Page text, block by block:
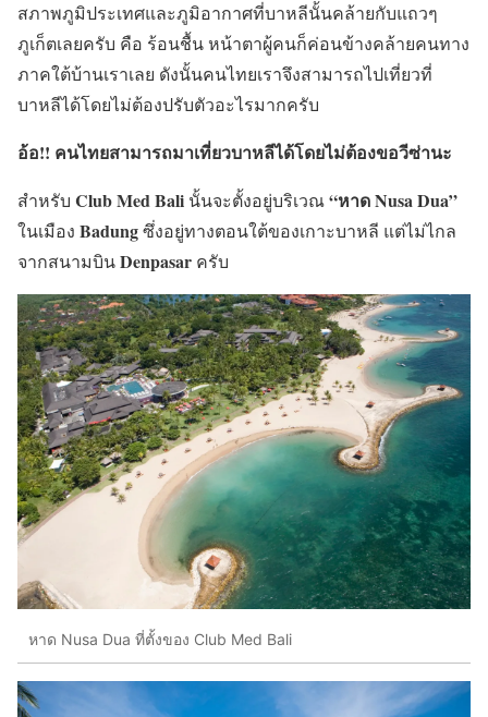
สภาพภูมิประเทศและภูมิอากาศที่บาหลีนั้นคล้ายกับแถวๆ
ภูเก็ตเลยครับ คือ ร้อนชื้น หน้าตาผู้คนก็ค่อนข้างคล้ายคนทาง
ภาคใต้บ้านเราเลย ดังนั้นคนไทยเราจึงสามารถไปเที่ยวที่
บาหลีได้โดยไม่ต้องปรับตัวอะไรมากครับ
อ้อ!! คนไทยสามารถมาเที่ยวบาหลีได้โดยไม่ต้องขอวีซ่านะ
สำหรับ Club Med Bali นั้นจะตั้งอยู่บริเวณ“หาด Nusa Dua”
ในเมือง Badungซึ่งอยู่ทางตอนใต้ของเกาะบาหลี แต่ไม่ไกล
จากสนามบินDenpasar ครับ
หาด Nusa Dua ที่ตั้งของ Club Med Bali